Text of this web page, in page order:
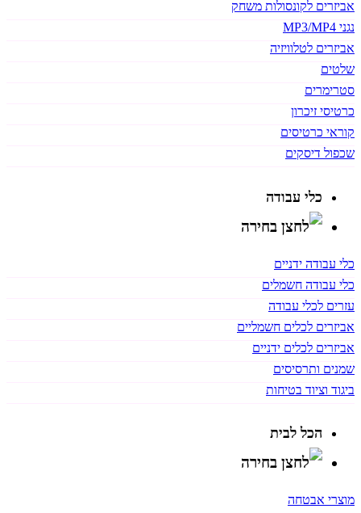
אביזרים לקונסולות משחק
נגני MP3/MP4
אביזרים לטלוויזיה
שלטים
סטרימרים
כרטיסי זיכרון
קוראי כרטיסים
שכפול דיסקים
כלי עבודה
כלי עבודה ידניים
כלי עבודה חשמלים
עזרים לכלי עבודה
אביזרים לכלים חשמליים
אביזרים לכלים ידניים
שמנים ותרסיסים
ביגוד וציוד בטיחות
הכל לבית
מוצרי אבטחה